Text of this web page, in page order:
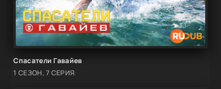
Спасатели Гавайев
1 СЕЗОН, 7 СЕРИЯ